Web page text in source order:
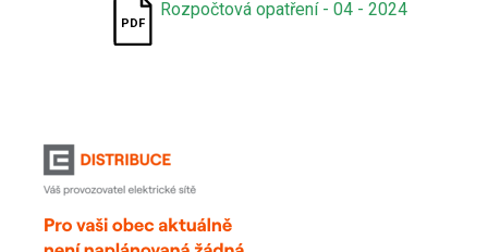
Rozpočtová opatření - 04 - 2024